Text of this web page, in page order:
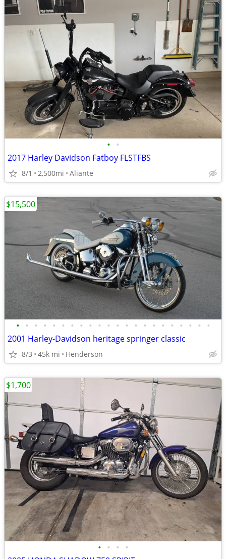
• •
2017 Harley Davidson Fatboy FLSTFBS
8/1 2,500mi Aliante
• • • • • • • • • • • • • • • • • • • • • •
2001 Harley-Davidson heritage springer classic
8/3 45k mi Henderson
$15,500
• • • •
$1,700